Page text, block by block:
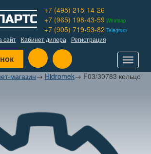
+7 (495) 215-14-26
+7 (965) 198-43-59 Whatsap
+7 (905) 719-53-82 Telegram
сайт Кабинет дилера Регистрация
Toggle
магазин→ Hidromek→ F03/30783 кольцо